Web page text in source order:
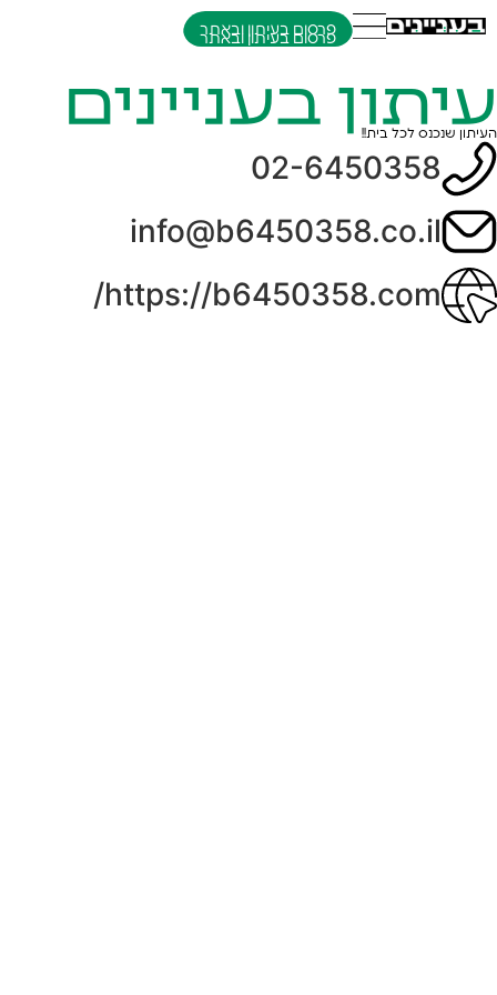
פרסום בעיתון ובאתר
עיתון בעניינים
העיתון שנכנס לכל בית!!
02-6450358
info@b6450358.co.il
https://b6450358.com/